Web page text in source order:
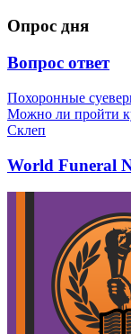
Опрос дня
Вопрос ответ
Похоронные
Можно ли пройти
Склеп
World Funeral